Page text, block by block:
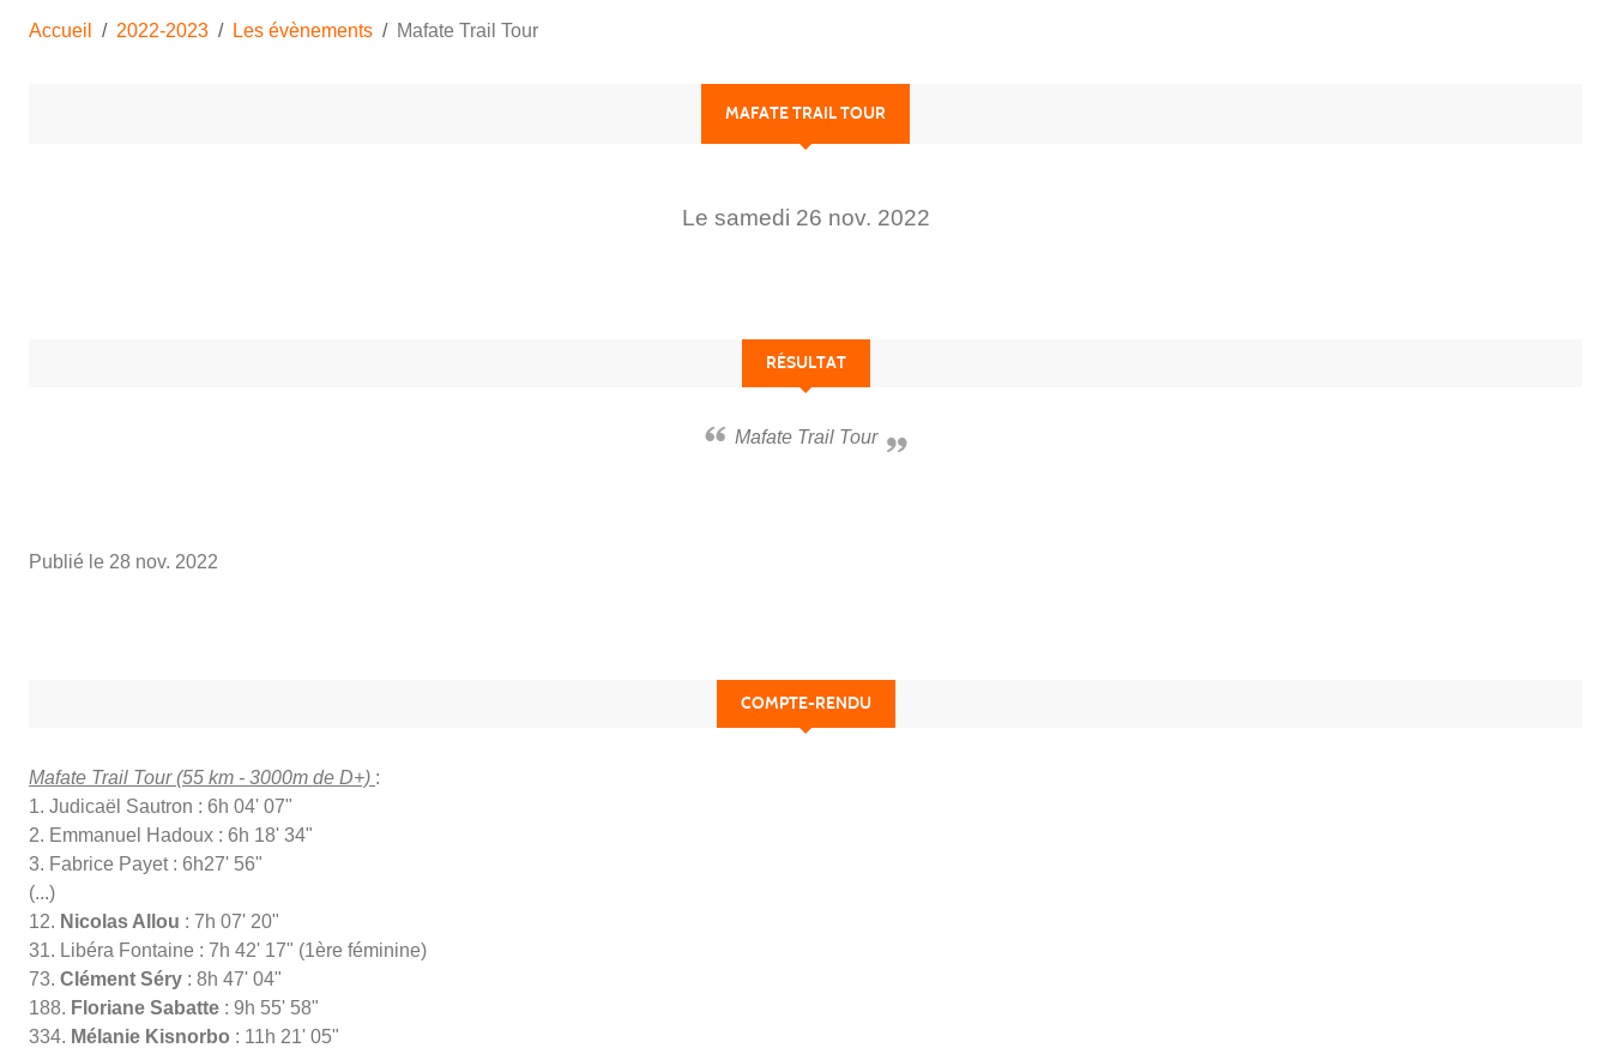
Accueil 2022-2023 Les évènements Mafate Trail Tour
MAFATE TRAIL TOUR
Le samedi 26 nov. 2022
RÉSULTAT
Mafate Trail Tour
Publié le 28 nov. 2022
COMPTE-RENDU
Mafate Trail Tour (55 km - 3000m de D+) :
1. Judicaël Sautron : 6h 04' 07"
2. Emmanuel Hadoux : 6h 18' 34"
3. Fabrice Payet : 6h27' 56"
(...)
12. Nicolas Allou : 7h 07' 20"
31. Libéra Fontaine : 7h 42' 17" (1ère féminine)
73. Clément Séry : 8h 47' 04"
188. Floriane Sabatte : 9h 55' 58"
334. Mélanie Kisnorbo : 11h 21' 05"